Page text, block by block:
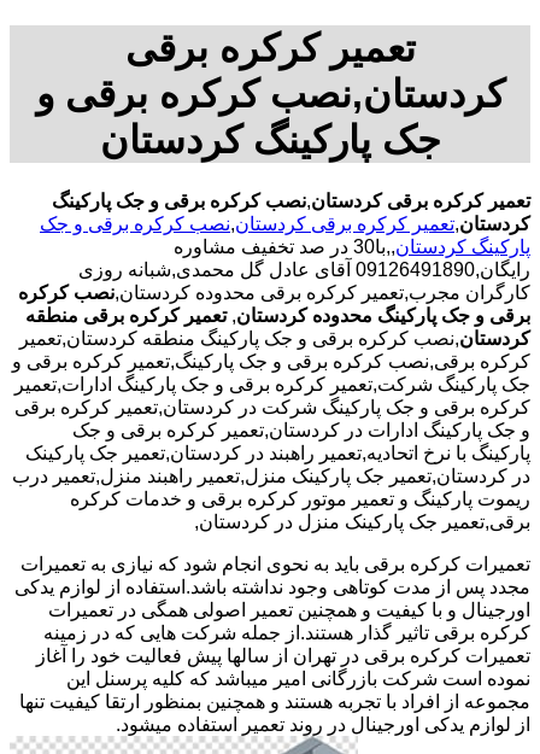
تعمیر کرکره برقی
کردستان,نصب کرکره برقی و
جک پارکینگ کردستان
تعمیر کرکره برقی کردستان,نصب کرکره برقی و جک پارکینگ
کردستان,تعمیر کرکره برقی کردستان,نصب کرکره برقی و جک
پارکینگ کردستان
,,با30 در صد تخفیف مشاوره
رایگان,09126491890 آقای عادل گل محمدی,شبانه روزی
کارگران مجرب,تعمیر کرکره برقی محدوده کردستان,نصب کرکره
برقی و جک پارکینگ محدوده کردستان, تعمیر کرکره برقی منطقه
کردستان,نصب کرکره برقی و جک پارکینگ منطقه کردستان,تعمیر
کرکره برقی,نصب کرکره برقی و جک پارکینگ,تعمیر کرکره برقی و
جک پارکینگ شرکت,تعمیر کرکره برقی و جک پارکینگ ادارات,تعمیر
کرکره برقی و جک پارکینگ شرکت در کردستان,تعمیر کرکره برقی
و جک پارکینگ ادارات در کردستان,تعمیر کرکره برقی و جک
پارکینگ با نرخ اتحادیه,تعمیر راهبند در کردستان,تعمیر جک پارکینک
در کردستان,تعمیر جک پارکینک منزل,تعمیر راهبند منزل,تعمیر درب
ریموت پارکینگ و تعمیر موتور کرکره برقی و خدمات کرکره
برقی,تعمیر جک پارکینک منزل در کردستان,
تعمیرات کرکره برقی باید به نحوی انجام شود که نیازی به تعمیرات
مجدد پس از مدت کوتاهی وجود نداشته باشد.استفاده از لوازم یدکی
اورجینال و با کیفیت و همچنین تعمیر اصولی همگی در تعمیرات
کرکره برقی تاثیر گذار هستند.از جمله شرکت هایی که در زمینه
تعمیرات کرکره برقی در تهران از سالها پیش فعالیت خود را آغاز
نموده است شرکت بازرگانی امیر میباشد که کلیه پرسنل این
مجموعه از افراد با تجربه هستند و همچنین بمنظور ارتقا کیفیت تنها
از لوازم یدکی اورجینال در روند تعمیر استفاده میشود.